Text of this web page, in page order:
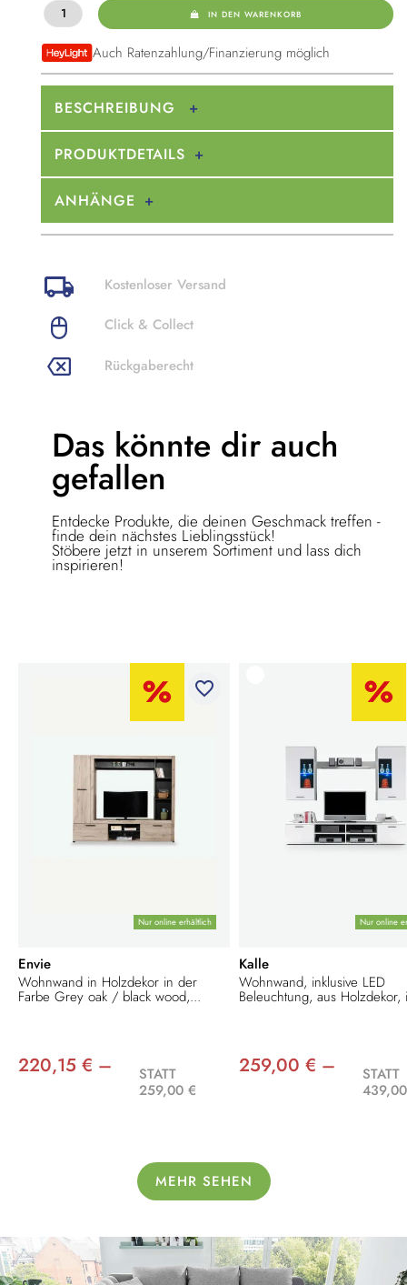
IN DEN WARENKORB
Auch Ratenzahlung/Finanzierung möglich
BESCHREIBUNG
PRODUKTDETAILS
ANHÄNGE
Kostenloser Versand
Click & Collect
Rückgaberecht
Das könnte dir auch
gefallen
Entdecke Produkte, die deinen Geschmack treffen -
finde dein nächstes Lieblingsstück!
Stöbere jetzt in unserem Sortiment und lass dich
inspirieren!
Nur online erhältlich
favorite_border
Envie
Wohnwand in Holzdekor in der
Farbe Grey oak / black wood,...
220,15 € –
STATT
259,00 €
Nur online
Kalle
Wohnwand, inklusive LED
Beleuchtung, aus
259,00 € –
STATT
MEHR SEHEN